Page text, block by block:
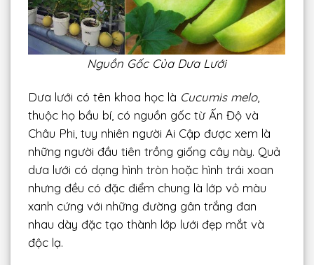
Nguồn Gốc Của Dưa Lưới
Dưa lưới có tên khoa học là Cucumis melo,
thuộc họ bầu bí, có nguồn gốc từ Ấn Độ và
Châu Phi, tuy nhiên người Ai Cập được xem là
những người đầu tiên trồng giống cây này. Quả
dưa lưới có dạng hình tròn hoặc hình trái xoan
nhưng đều có đặc điểm chung là lớp vỏ màu
xanh cứng với những đường gân trắng đan
nhau dày đặc tạo thành lớp lưới đẹp mắt và
độc lạ.